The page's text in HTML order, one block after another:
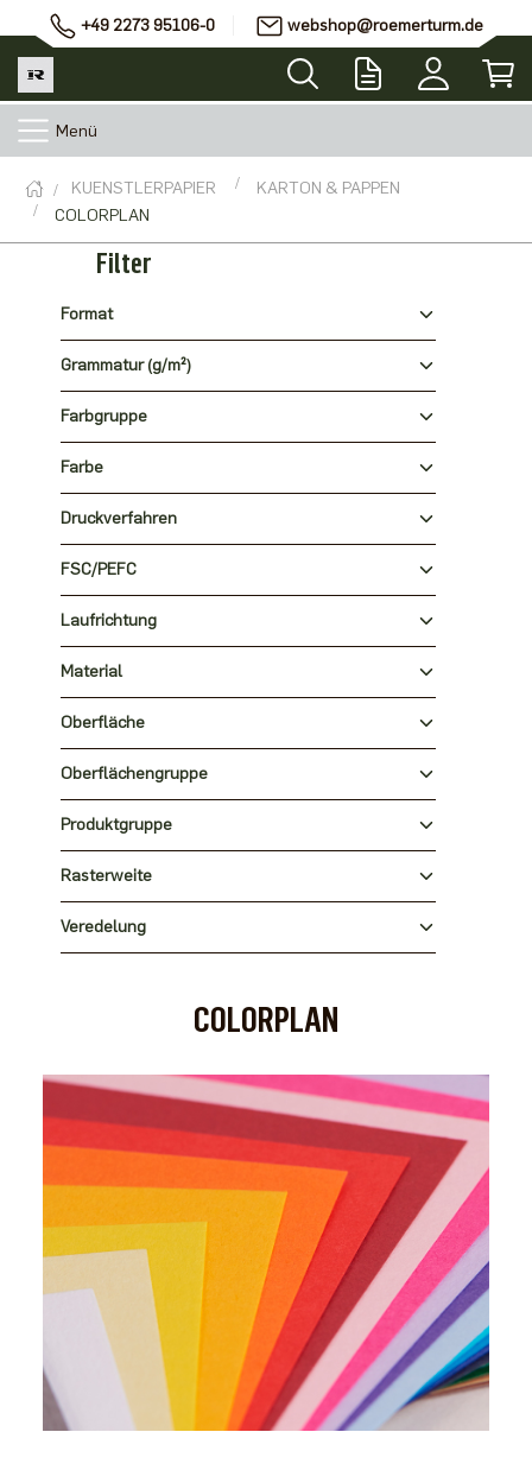
+49 2273 95106-0 webshop@roemerturm.de
Menü
KUENSTLERPAPIER
KARTON & PAPPEN
COLORPLAN
Filter
Format
Grammatur (g/m²)
Farbgruppe
Farbe
Druckverfahren
FSC/PEFC
Laufrichtung
Material
Oberfläche
Oberflächengruppe
Produktgruppe
Rasterweite
Veredelung
COLORPLAN